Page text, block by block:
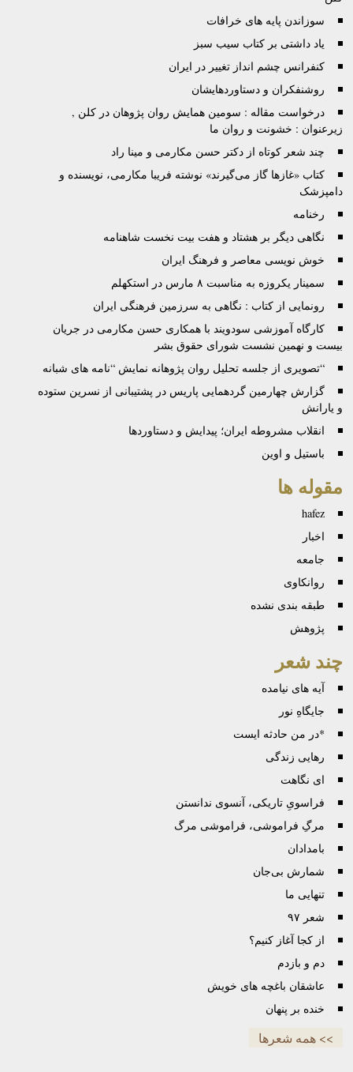
سوزاندن پایه های خرافات
یاد داشتی بر کتاب سیب سبز
کنفرانس چشم انداز تغییر در ایران
روشنفکران و دستاوردهایشان
درخواست مقاله : سومین همایش روان پژوهان در کلن ,
زیرعنوان : خشونت و روان ما
چند شعر کوتاه از دکتر حسن مکارمی و مینا راد
کتاب «غازها گاز می‌گيرند» نوشته فريبا مکارمی، نویسنده و
دامپزشک
رخنامه
نگاهی دیگر بر هشتاد و هفت بیت نخست شاهنامه
خوش نویسی معاصر و فرهنگ ایران
سمینار یکروزه‌ به‌ مناسبت ۸ مارس در استکهلم
رونمایی از کتاب : نگاهی به سرزمین فرهنگی ایران
کارگاه آموزشی سودويند با همکاری حسن مکارمی در جريان
بيست و نهمين نشست شورای حقوق بشر
“تصویری از جلسه تحلیل روان پژوهانه نمایش “نامه های شبانه
گزارش چهارمین گردهمایی پاریس در پشتیبانی از نسرین ستوده
و یارانش
انقلاب مشروطه ایران؛ پیدایش و دستاوردها
باستیل و اوین
مقوله ها
hafez
اخبار
جامعه
روانكاوی
طبقه بندی نشده
پژوهش
چند شعر
آیه های نیامده
جایگاهِ نور
*در من حادثه ایست
رهایی زندگی
ای نگاهت
فراسویِ تاریکی، آنسوی ندانستن
مرگِ فراموشی، فراموشی مرگ
بامدادان
شمارش بی‌جان
تنهایی ما
شعر ۹۷
از کجا آغاز کنیم؟
دم و بازدم
عاشقان باغچه های خویش
خنده بر پنهان
>> همه شعرها